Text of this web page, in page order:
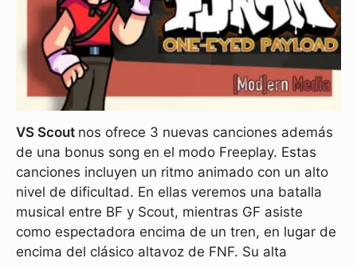
VS Scout nos ofrece 3 nuevas canciones además
de una bonus song en el modo Freeplay. Estas
canciones incluyen un ritmo animado con un alto
nivel de dificultad. En ellas veremos una batalla
musical entre BF y Scout, mientras GF asiste
como espectadora encima de un tren, en lugar de
encima del clásico altavoz de FNF. Su alta